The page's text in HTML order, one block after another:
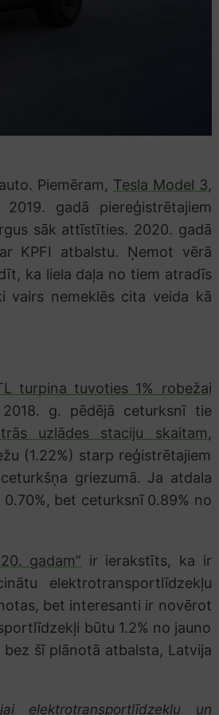
Piemēram, Tesla Model 3,
gadā piereģistrētajiem
sāk attīstīties. 2020. gadā
KPFI atbalstu. Ņemot vērā
ka liela daļa no tiem atradīs
vairs nemeklēs cita veida kā
turpina tuvoties 1% robežai
g. pēdējā ceturksnī tie
uzlādes staciju skaitam,
(1.22%) starp reģistrētajiem
griezumā. Ja atdala
bet ceturksnī 0.89% no
gadam” ir ierakstīts, ka ir
elektrotransportlīdzekļu
bet interesanti ir novērot
būtu 1.2% no jauno
šī plānotā atbalsta, Latvija
elektrotransportlīdzekļu un